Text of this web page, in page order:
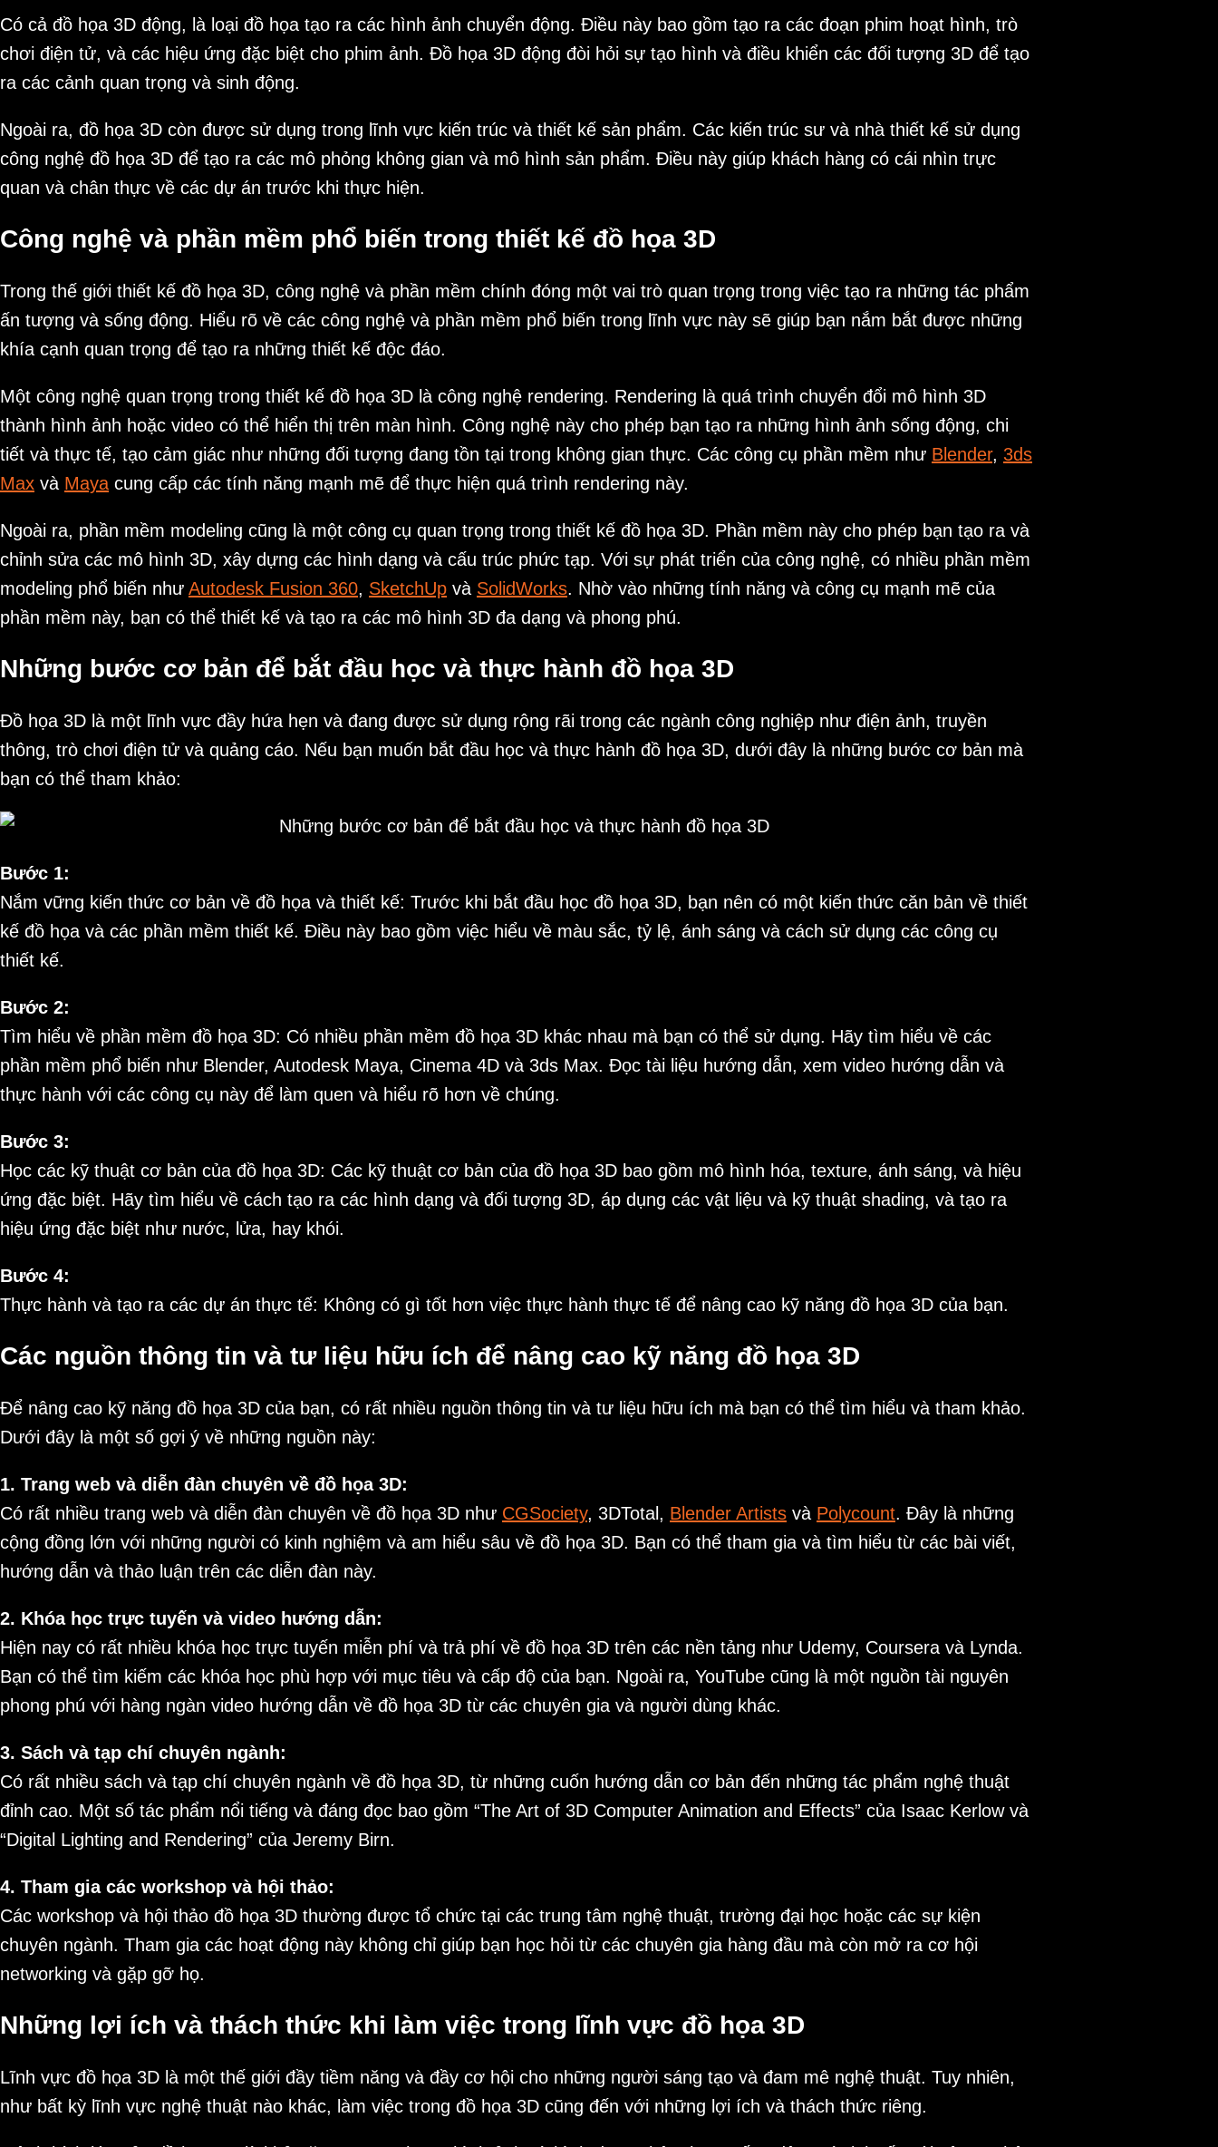
Có cả đồ họa 3D động, là loại đồ họa tạo ra các hình ảnh chuyển động. Điều này bao gồm tạo ra các đoạn phim hoạt hình, trò
chơi điện tử, và các hiệu ứng đặc biệt cho phim ảnh. Đồ họa 3D động đòi hỏi sự tạo hình và điều khiển các đối tượng 3D để tạo
ra các cảnh quan trọng và sinh động.
Ngoài ra, đồ họa 3D còn được sử dụng trong lĩnh vực kiến trúc và thiết kế sản phẩm. Các kiến trúc sư và nhà thiết kế sử dụng
công nghệ đồ họa 3D để tạo ra các mô phỏng không gian và mô hình sản phẩm. Điều này giúp khách hàng có cái nhìn trực
quan và chân thực về các dự án trước khi thực hiện.
Công nghệ và phần mềm phổ biến trong thiết kế đồ họa 3D
Trong thế giới thiết kế đồ họa 3D, công nghệ và phần mềm chính đóng một vai trò quan trọng trong việc tạo ra những tác phẩm
ấn tượng và sống động. Hiểu rõ về các công nghệ và phần mềm phổ biến trong lĩnh vực này sẽ giúp bạn nắm bắt được những
khía cạnh quan trọng để tạo ra những thiết kế độc đáo.
Một công nghệ quan trọng trong thiết kế đồ họa 3D là công nghệ rendering. Rendering là quá trình chuyển đổi mô hình 3D
thành hình ảnh hoặc video có thể hiển thị trên màn hình. Công nghệ này cho phép bạn tạo ra những hình ảnh sống động, chi
tiết và thực tế, tạo cảm giác như những đối tượng đang tồn tại trong không gian thực. Các công cụ phần mềm như Blender, 3ds
Max và Maya cung cấp các tính năng mạnh mẽ để thực hiện quá trình rendering này.
Ngoài ra, phần mềm modeling cũng là một công cụ quan trọng trong thiết kế đồ họa 3D. Phần mềm này cho phép bạn tạo ra và
chỉnh sửa các mô hình 3D, xây dựng các hình dạng và cấu trúc phức tạp. Với sự phát triển của công nghệ, có nhiều phần mềm
modeling phổ biến như Autodesk Fusion 360, SketchUp và SolidWorks. Nhờ vào những tính năng và công cụ mạnh mẽ của
phần mềm này, bạn có thể thiết kế và tạo ra các mô hình 3D đa dạng và phong phú.
Những bước cơ bản để bắt đầu học và thực hành đồ họa 3D
Đồ họa 3D là một lĩnh vực đầy hứa hẹn và đang được sử dụng rộng rãi trong các ngành công nghiệp như điện ảnh, truyền
thông, trò chơi điện tử và quảng cáo. Nếu bạn muốn bắt đầu học và thực hành đồ họa 3D, dưới đây là những bước cơ bản mà
bạn có thể tham khảo:
Bước 1:
Nắm vững kiến thức cơ bản về đồ họa và thiết kế: Trước khi bắt đầu học đồ họa 3D, bạn nên có một kiến thức căn bản về thiết
kế đồ họa và các phần mềm thiết kế. Điều này bao gồm việc hiểu về màu sắc, tỷ lệ, ánh sáng và cách sử dụng các công cụ
thiết kế.
Bước 2:
Tìm hiểu về phần mềm đồ họa 3D: Có nhiều phần mềm đồ họa 3D khác nhau mà bạn có thể sử dụng. Hãy tìm hiểu về các
phần mềm phổ biến như Blender, Autodesk Maya, Cinema 4D và 3ds Max. Đọc tài liệu hướng dẫn, xem video hướng dẫn và
thực hành với các công cụ này để làm quen và hiểu rõ hơn về chúng.
Bước 3:
Học các kỹ thuật cơ bản của đồ họa 3D: Các kỹ thuật cơ bản của đồ họa 3D bao gồm mô hình hóa, texture, ánh sáng, và hiệu
ứng đặc biệt. Hãy tìm hiểu về cách tạo ra các hình dạng và đối tượng 3D, áp dụng các vật liệu và kỹ thuật shading, và tạo ra
hiệu ứng đặc biệt như nước, lửa, hay khói.
Bước 4:
Thực hành và tạo ra các dự án thực tế: Không có gì tốt hơn việc thực hành thực tế để nâng cao kỹ năng đồ họa 3D của bạn.
Các nguồn thông tin và tư liệu hữu ích để nâng cao kỹ năng đồ họa 3D
Để nâng cao kỹ năng đồ họa 3D của bạn, có rất nhiều nguồn thông tin và tư liệu hữu ích mà bạn có thể tìm hiểu và tham khảo.
Dưới đây là một số gợi ý về những nguồn này:
1. Trang web và diễn đàn chuyên về đồ họa 3D:
Có rất nhiều trang web và diễn đàn chuyên về đồ họa 3D như CGSociety, 3DTotal, Blender Artists và Polycount. Đây là những
cộng đồng lớn với những người có kinh nghiệm và am hiểu sâu về đồ họa 3D. Bạn có thể tham gia và tìm hiểu từ các bài viết,
hướng dẫn và thảo luận trên các diễn đàn này.
2. Khóa học trực tuyến và video hướng dẫn:
Hiện nay có rất nhiều khóa học trực tuyến miễn phí và trả phí về đồ họa 3D trên các nền tảng như Udemy, Coursera và Lynda.
Bạn có thể tìm kiếm các khóa học phù hợp với mục tiêu và cấp độ của bạn. Ngoài ra, YouTube cũng là một nguồn tài nguyên
phong phú với hàng ngàn video hướng dẫn về đồ họa 3D từ các chuyên gia và người dùng khác.
3. Sách và tạp chí chuyên ngành:
Có rất nhiều sách và tạp chí chuyên ngành về đồ họa 3D, từ những cuốn hướng dẫn cơ bản đến những tác phẩm nghệ thuật
đỉnh cao. Một số tác phẩm nổi tiếng và đáng đọc bao gồm “The Art of 3D Computer Animation and Effects” của Isaac Kerlow và
“Digital Lighting and Rendering” của Jeremy Birn.
4. Tham gia các workshop và hội thảo:
Các workshop và hội thảo đồ họa 3D thường được tổ chức tại các trung tâm nghệ thuật, trường đại học hoặc các sự kiện
chuyên ngành. Tham gia các hoạt động này không chỉ giúp bạn học hỏi từ các chuyên gia hàng đầu mà còn mở ra cơ hội
networking và gặp gỡ họ.
Những lợi ích và thách thức khi làm việc trong lĩnh vực đồ họa 3D
Lĩnh vực đồ họa 3D là một thế giới đầy tiềm năng và đầy cơ hội cho những người sáng tạo và đam mê nghệ thuật. Tuy nhiên,
như bất kỳ lĩnh vực nghệ thuật nào khác, làm việc trong đồ họa 3D cũng đến với những lợi ích và thách thức riêng.